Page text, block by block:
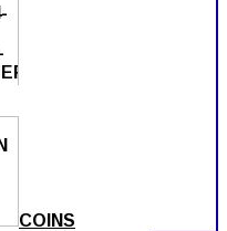
COINS